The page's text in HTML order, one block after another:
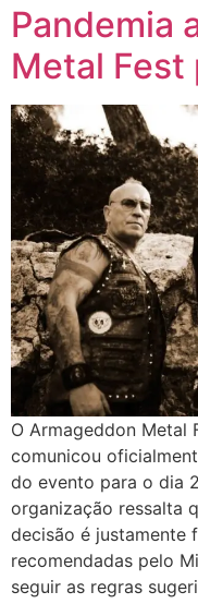
Pandemia
Metal Fest
O Armageddon Metal
comunicou
do evento para o dia
organização ressalta
decisão é justamente
recomendadas pelo
seguir as regras